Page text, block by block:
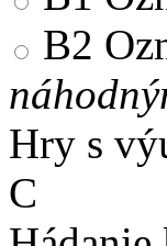
B2
Hry s
C